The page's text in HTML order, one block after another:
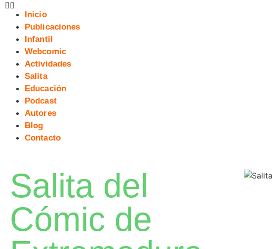
Inicio
Publicaciones
Infantil
Webcomic
Actividades
Salita
Educación
Podcast
Autores
Blog
Contacto
Salita del
Cómic de